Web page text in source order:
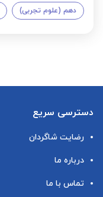
دهم (علوم تجربی)
دسترسی سریع
رضایت شاگردان
درباره ما
تماس با ما